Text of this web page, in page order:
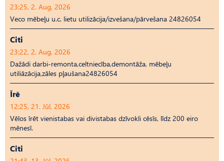
23:25, 2. Aug, 2026
Veco mēbeļu u.c. lietu utilizācija/izvešana/pārvešana 24826054
Citi
23:22, 2. Aug, 2026
Dažādi darbi-remonta,celtniecība,demontāža, mēbeļu
utiliāzācija,zāles pļaušana24826054
Īrē
12:25, 21. Jūl, 2026
Vēlos īrēt vienistabas vai divistabas dzīvokli cēsīs, līdz 200 eiro
mēnesī.
Citi